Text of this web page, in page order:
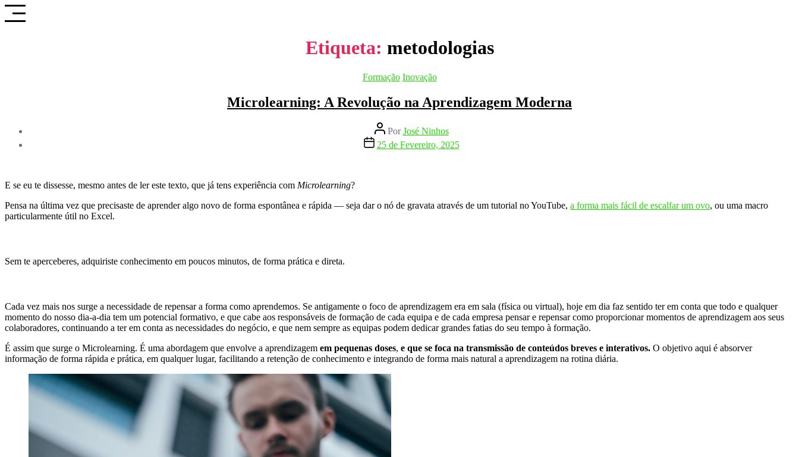
Saltar
para
Etiqueta: metodologias
Categorias
Formação Inovação
Microlearning: A Revolução na Aprendizagem Moderna
Autor
do
artigo
PorJosé Ninhos
Data25 de Fevereiro, 2025
E se eu te dissesse, mesmo antes de ler este texto, que já tens experiência com Microlearning?
Pensa na última vez que precisaste de aprender algo novo de forma espontânea e rápida — seja dar o nó de gravata através de um tutorial no YouTube, a forma mais fácil de escalfar um ovo, ou uma macro
particularmente útil no Excel.
Sem te aperceberes, adquiriste conhecimento em poucos minutos, de forma prática e direta.
Cada vez mais nos surge a necessidade de repensar a forma como aprendemos. Se antigamente o foco de aprendizagem era em sala (física ou virtual), hoje em dia faz sentido ter em conta que todo e qualquer
momento do nosso dia-a-dia tem um potencial formativo, e que cabe aos responsáveis de formação de cada equipa e de cada empresa pensar e repensar como proporcionar momentos de aprendizagem aos seus
colaboradores, continuando a ter em conta as necessidades do negócio, e que nem sempre as equipas podem dedicar grandes fatias do seu tempo à formação.
É assim que surge o Microlearning. É uma abordagem que envolve a aprendizagem em pequenas doses, e que se foca na transmissão de conteúdos breves e interativos. O objetivo aqui é absorver
informação de forma rápida e prática, em qualquer lugar, facilitando a retenção de conhecimento e integrando de forma mais natural a aprendizagem na rotina diária.